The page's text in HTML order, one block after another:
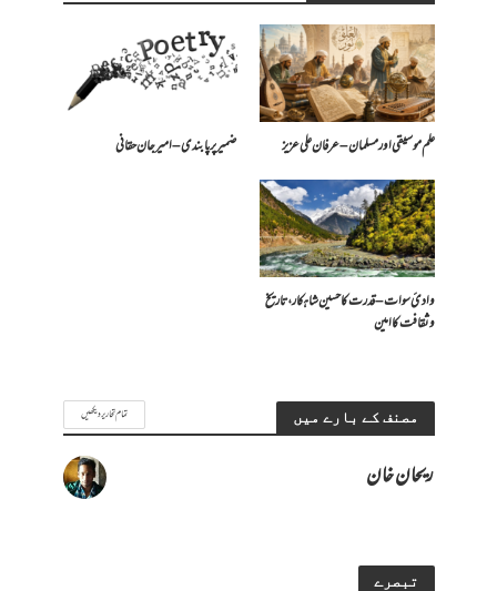
علم موسیقی اور مسلمان – عرفان علی عزیز ضمیر پر پابندی – امیرجان حقانی
وادیٔ سوات – قدرت کا حسین شاہکار، تاریخ
و ثقافت کا امین
مصنف کے بارے میں تمام تحاریر دیکھیں
ریحان خان
تبصرے